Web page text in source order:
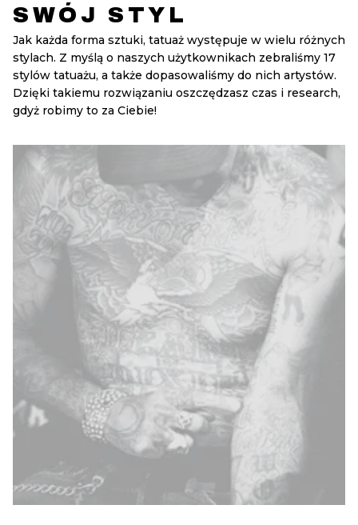
SWÓJ STYL
Jak każda forma sztuki, tatuaż występuje w wielu różnych
stylach. Z myślą o naszych użytkownikach zebraliśmy 17
stylów tatuażu, a także dopasowaliśmy do nich artystów.
Dzięki takiemu rozwiązaniu oszczędzasz czas i research,
gdyż robimy to za Ciebie!